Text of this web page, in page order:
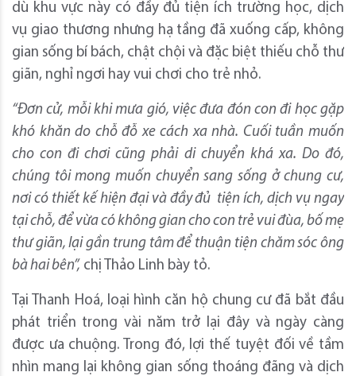
dù khu vực này có đầy đủ tiện ích trường học, dịch
vụ giao thương nhưng hạ tầng đã xuống cấp, không
gian sống bí bách, chật chội và đặc biệt thiếu chỗ thư
giãn, nghỉ ngơi hay vui chơi cho trẻ nhỏ.
“Đơn cử, mỗi khi mưa gió, việc đưa đón con đi học gặp
khó khăn do chỗ đỗ xe cách xa nhà. Cuối tuần muốn
cho con đi chơi cũng phải di chuyển khá xa. Do đó,
chúng tôimong muốn chuyển sang sống ở chung cư,
nơi có thiết kế hiện đạivà đầy đủ tiện ích, dịch vụ ngay
tại chỗ, để vừa có không gian cho con trẻ vui đùa, bố mẹ
thư giãn, lại gần trung tâm để thuận tiện chăm sóc ông
bà hai bên”, chị Thảo Linh bày tỏ.
Tại Thanh Hoá, loại hình căn hộ chung cư đã bắt đầu
phát triển trong vài năm trở lại đây và ngày càng
được ưa chuộng. Trong đó, lợi thế tuyệt đối về tầm
nhìn mang lại không gian sống thoáng đãng và dịch